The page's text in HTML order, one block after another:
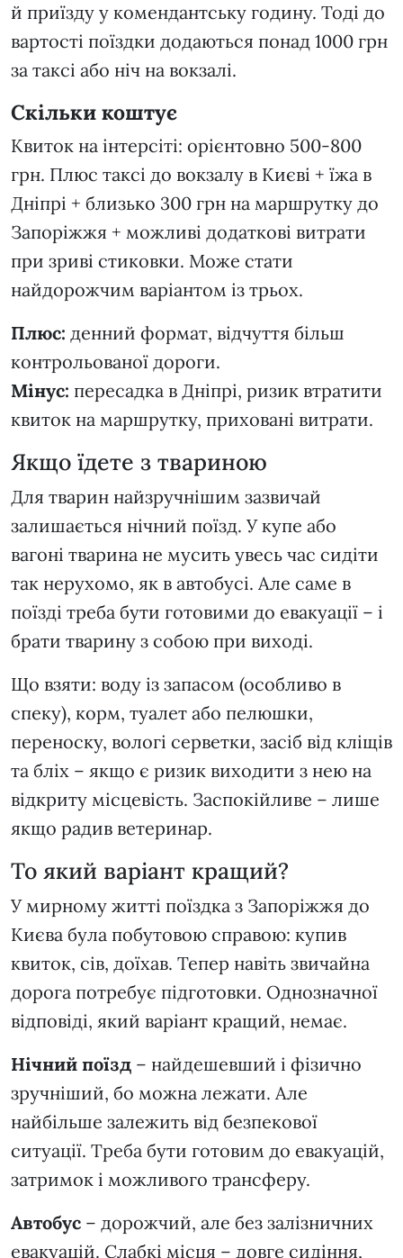
й приїзду у комендантську годину. Тоді до
вартості поїздки додаються понад 1000 грн
за таксі або ніч на вокзалі.
Скільки коштує
Квиток на інтерсіті: орієнтовно 500-800
грн. Плюс таксі до вокзалу в Києві + їжа в
Дніпрі + близько 300 грн на маршрутку до
Запоріжжя + можливі додаткові витрати
при зриві стиковки. Може стати
найдорожчим варіантом із трьох.
Плюс: денний формат, відчуття більш
контрольованої дороги.
Мінус: пересадка в Дніпрі, ризик втратити
квиток на маршрутку, приховані витрати.
Якщо їдете з твариною
Для тварин найзручнішим зазвичай
залишається нічний поїзд. У купе або
вагоні тварина не мусить увесь час сидіти
так нерухомо, як в автобусі. Але саме в
поїзді треба бути готовими до евакуації – і
брати тварину з собою при виході.
Що взяти: воду із запасом (особливо в
спеку), корм, туалет або пелюшки,
переноску, вологі серветки, засіб від кліщів
та бліх – якщо є ризик виходити з нею на
відкриту місцевість. Заспокійливе – лише
якщо радив ветеринар.
То який варіант кращий?
У мирному житті поїздка з Запоріжжя до
Києва була побутовою справою: купив
квиток, сів, доїхав. Тепер навіть звичайна
дорога потребує підготовки. Однозначної
відповіді, який варіант кращий, немає.
Нічний поїзд – найдешевший і фізично
зручніший, бо можна лежати. Але
найбільше залежить від безпекової
ситуації. Треба бути готовим до евакуацій,
затримок і можливого трансферу.
Автобус – дорожчий, але без залізничних
евакуацій. Слабкі місця – довге сидіння,